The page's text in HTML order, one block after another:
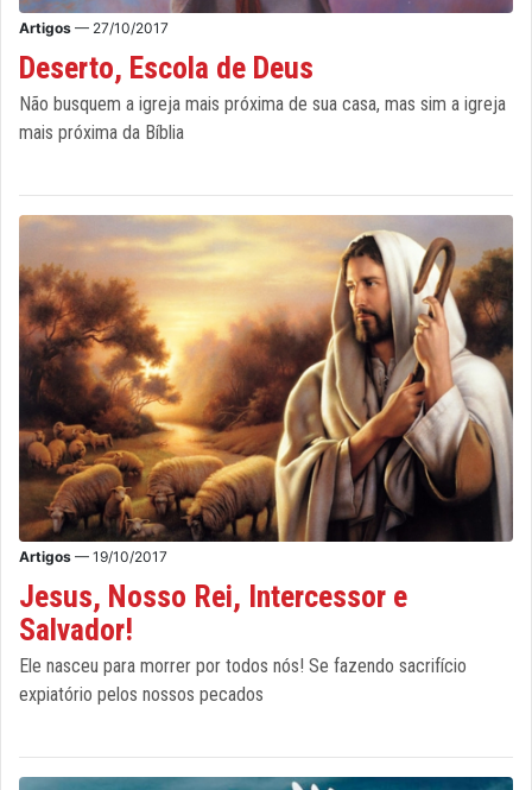
Artigos — 27/10/2017
Deserto, Escola de Deus
Não busquem a igreja mais próxima de sua casa, mas sim a igreja
mais próxima da Bíblia
Artigos — 19/10/2017
Jesus, Nosso Rei, Intercessor e
Salvador!
Ele nasceu para morrer por todos nós! Se fazendo sacrifício
expiatório pelos nossos pecados